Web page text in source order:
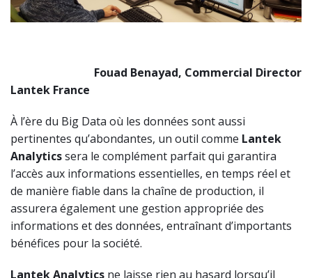
Fouad Benayad, Commercial Director
Lantek France
À l’ère du Big Data où les données sont aussi
pertinentes qu’abondantes, un outil comme Lantek
Analyticssera le complément parfait qui garantira
l’accès aux informations essentielles, en temps réel et
de manière fiable dans la chaîne de production, il
assurera également une gestion appropriée des
informations et des données, entraînant d’importants
bénéfices pour la société.
Lantek Analytics ne laisse rien au hasard lorsqu’il